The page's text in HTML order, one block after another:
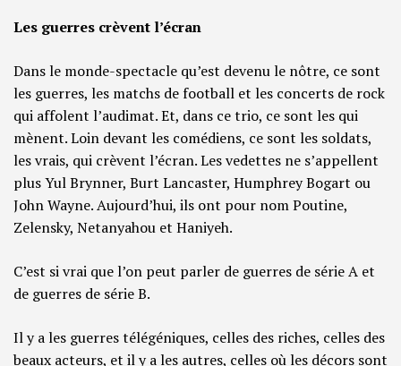
Les guerres crèvent l’écran
Dans le monde-spectacle qu’est devenu le nôtre, ce sont
les guerres, les matchs de football et les concerts de rock
qui affolent l’audimat. Et, dans ce trio, ce sont les qui
mènent. Loin devant les comédiens, ce sont les soldats,
les vrais, qui crèvent l’écran. Les vedettes ne s’appellent
plus Yul Brynner, Burt Lancaster, Humphrey Bogart ou
John Wayne. Aujourd’hui, ils ont pour nom Poutine,
Zelensky, Netanyahou et Haniyeh.
C’est si vrai que l’on peut parler de guerres de série A et
de guerres de série B.
Il y a les guerres télégéniques, celles des riches, celles des
beaux acteurs, et il y a les autres, celles où les décors sont